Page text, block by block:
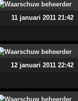
11 januari 2011 21:42
12 januari 2011 22:42